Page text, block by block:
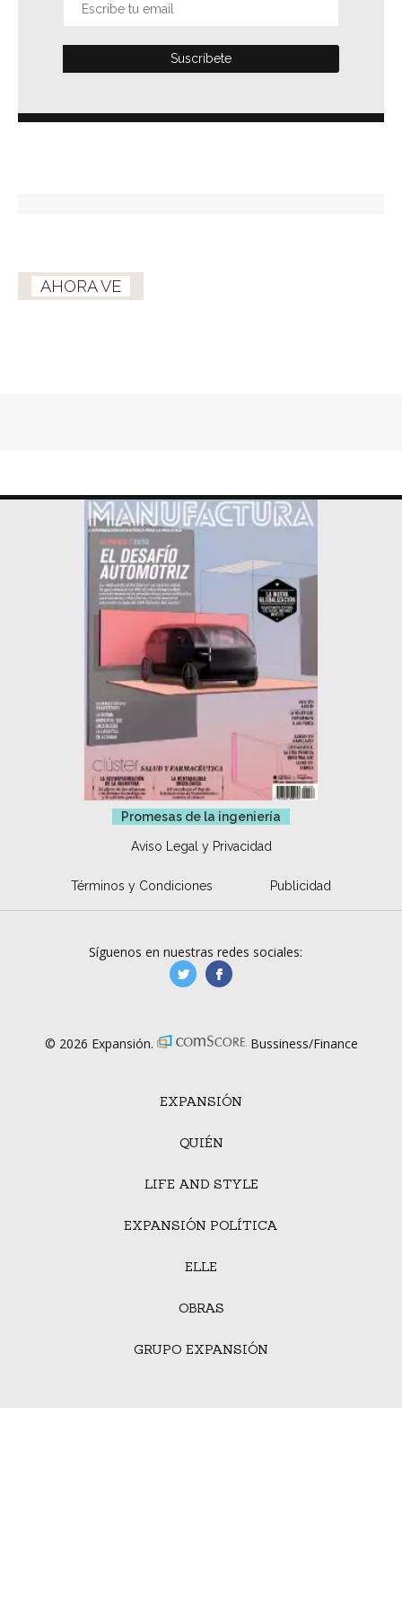
AHORA VE
Promesas de la ingeniería
Aviso Legal y Privacidad
Términos y Condiciones Publicidad
EXPANSIÓN
QUIÉN
LIFE AND STYLE
EXPANSIÓN POLÍTICA
ELLE
OBRAS
GRUPO EXPANSIÓN
Síguenos en nuestras redes sociales:
manufacturaGE
© 2026 Expansión. Bussiness/Finance